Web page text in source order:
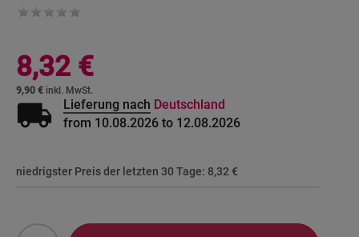
9,90 €
8,32 €
local_shipping Lieferung nach Deutschland
from 10.08.2026 to 12.08.2026
niedrigster Preis der letzten 30 Tage: 8,32 €